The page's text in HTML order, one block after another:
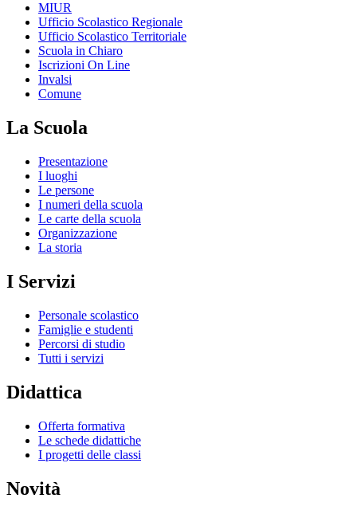
MIUR
Ufficio Scolastico Regionale
Ufficio Scolastico Territoriale
Scuola in Chiaro
Iscrizioni On Line
Invalsi
Comune
La Scuola
Presentazione
I luoghi
Le persone
I numeri della scuola
Le carte della scuola
Organizzazione
La storia
I Servizi
Personale scolastico
Famiglie e studenti
Percorsi di studio
Tutti i servizi
Didattica
Offerta formativa
Le schede didattiche
I progetti delle classi
Novità